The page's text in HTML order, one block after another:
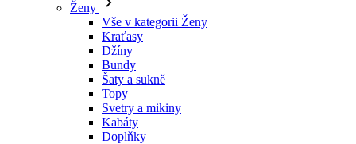
Ženy
Vše v kategorii Ženy
Kraťasy
Džíny
Bundy
Šaty a sukně
Topy
Svetry a mikiny
Kabáty
Doplňky